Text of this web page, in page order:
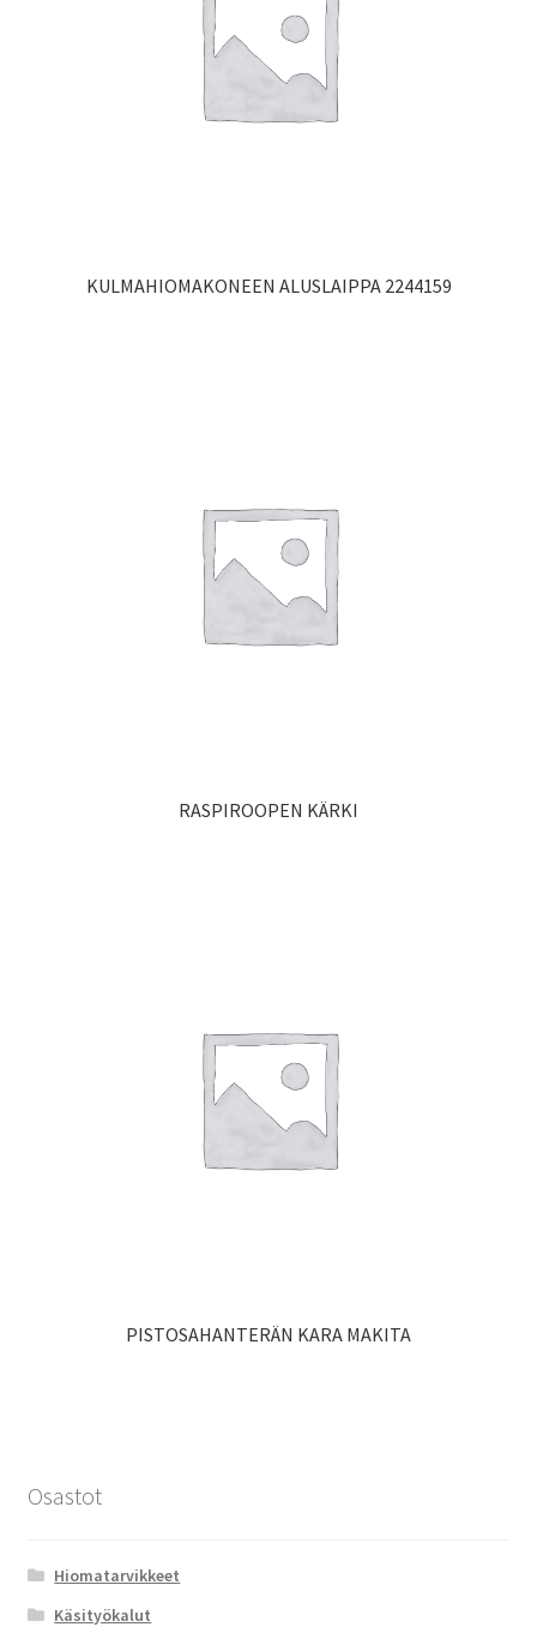
KULMAHIOMAKONEEN ALUSLAIPPA 2244159
RASPIROOPEN KÄRKI
PISTOSAHANTERÄN KARA MAKITA
Osastot
Hiomatarvikkeet
Käsityökalut